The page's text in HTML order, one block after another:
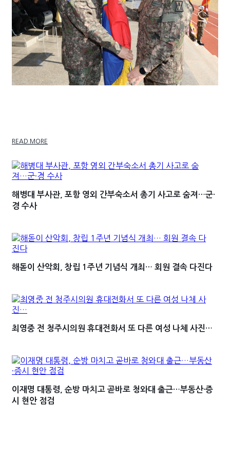
READ MORE
해병대 부사관, 포항 영외 간부숙소서 총기 사고로 숨져…군·
경 수사
해돋이 산악회, 창립 1주년 기념식 개최… 회원 결속 다진다
최영중 전 청주시의원 휴대전화서 또 다른 여성 나체 사진…
이재명 대통령, 순방 마치고 곧바로 청와대 출근…부동산·증
시 현안 점검